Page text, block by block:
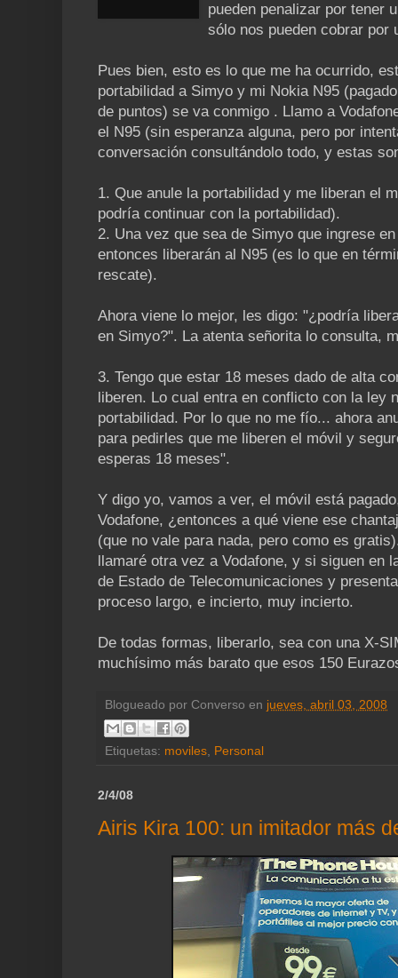
pueden penalizar por tener
sólo nos pueden cobrar por
Pues bien, esto es lo que me ha ocurrido,
portabilidad a Simyo y mi Nokia N95
de puntos) se va conmigo . Llamo a
el N95 (sin esperanza alguna, pero por
conversación consultándolo todo, y estas
1. Que anule la portabilidad y me liberan el
podría continuar con la portabilidad).
2. Una vez que sea de Simyo que ingrese
entonces liberarán al N95 (es lo que en
rescate).
Ahora viene lo mejor, les digo: "¿podría
en Simyo?". La atenta señorita lo consulta,
3. Tengo que estar 18 meses dado de alta
liberen. Lo cual entra en conflicto con la ley
portabilidad. Por lo que no me fío... ahora
para pedirles que me liberen el móvil y
esperas 18 meses".
Y digo yo, vamos a ver, el móvil está
Vodafone, ¿entonces a qué viene ese
(que no vale para nada, pero como es
llamaré otra vez a Vodafone, y si siguen en
de Estado de Telecomunicaciones y
proceso largo, e incierto, muy incierto.
De todas formas, liberarlo, sea con una X-
muchísimo más barato que esos 150
Blogueado por Converso en jueves, abril 03, 2008
Etiquetas: moviles Personal
2/4/08
Airis Kira 100: un imitador más